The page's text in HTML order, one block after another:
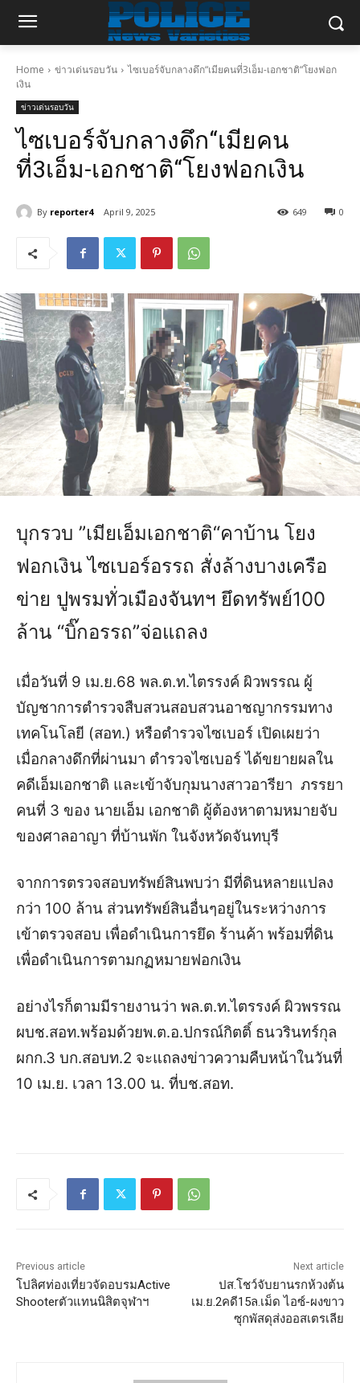
Home ข่าวเด่นรอบวัน
ไซเบอร์จับกลางดึก“เมียคนที่3เอ็ม-เอกชาติ“โยงฟอก
เงิน
ข่าวเด่นรอบวัน
ไซเบอร์จับกลางดึก“เมียคน
ที่3เอ็ม-เอกชาติ“โยงฟอกเงิน
By reporter4 April 9, 2025 0
649
บุกรวบ ”เมียเอ็มเอกชาติ“คาบ้าน โยง
ฟอกเงิน ไซเบอร์อรรถ สั่งล้างบางเครือ
ข่าย ปูพรมทั่วเมืองจันทฯ ยึดทรัพย์100
ล้าน “บิ๊กอรรถ”จ่อแถลง
เมื่อวันที่ 9 เม.ย.68 พล.ต.ท.ไตรรงค์ ผิวพรรณ ผู้
บัญชาการตำรวจสืบสวนสอบสวนอาชญากรรมทาง
เทคโนโลยี (สอท.) หรือตำรวจไซเบอร์ เปิดเผยว่า
เมื่อกลางดึกที่ผ่านมา ตำรวจไซเบอร์ ได้ขยายผลใน
คดีเอ็มเอกชาติ และเข้าจับกุมนางสาวอารียา ภรรยา
คนที่ 3 ของ นายเอ็ม เอกชาติ ผู้ต้องหาตามหมายจับ
ของศาลอาญา ที่บ้านพัก ในจังหวัดจันทบุรี
จากการตรวจสอบทรัพย์สินพบว่า มีที่ดินหลายแปลง
กว่า 100 ล้าน ส่วนทรัพย์สินอื่นๆอยู่ในระหว่างการ
เข้าตรวจสอบ เพื่อดำเนินการยึด ร้านค้า พร้อมที่ดิน
เพื่อดำเนินการตามกฏหมายฟอกเงิน
อย่างไรก็ตามมีรายงานว่า พล.ต.ท.ไตรรงค์ ผิวพรรณ
ผบช.สอท.พร้อมด้วยพ.ต.อ.ปกรณ์กิตติ์ ธนวรินทร์กุล
ผกก.3 บก.สอบท.2 จะแถลงข่าวความคืบหน้าในวันที่
10 เม.ย. เวลา 13.00 น. ที่บช.สอท.
Previous article
โปลิศท่องเที่ยวจัดอบรมActive
Shooterตัวแทนนิสิตจุฬาฯ
Next article
ปส.โชว์จับยานรกห้วงต้น
เม.ย.2คดี15ล.เม็ด ไอซ์-ผงขาว
ซุกพัสดุส่งออสเตรเลีย